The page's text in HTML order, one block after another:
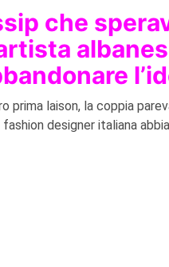
che
prima laison, la coppia
designer italiana